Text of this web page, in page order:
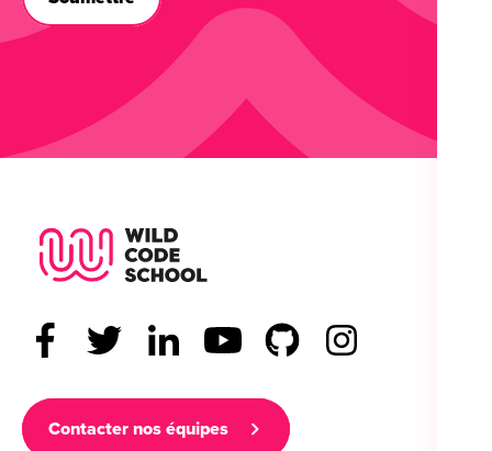
Contacter nos équipes